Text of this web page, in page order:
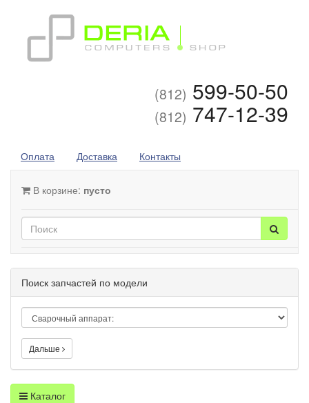
(812) 599-50-50
(812) 747-12-39
Оплата Доставка Контакты
В корзине: пусто
Поиск запчастей по модели
Дальше
Каталог